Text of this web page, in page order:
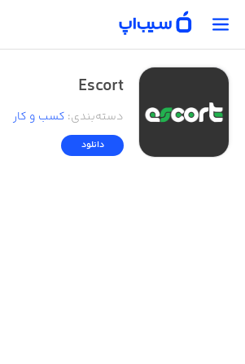
Escort
دسته‌بندی: کسب‌ و ‌کار
دانلود